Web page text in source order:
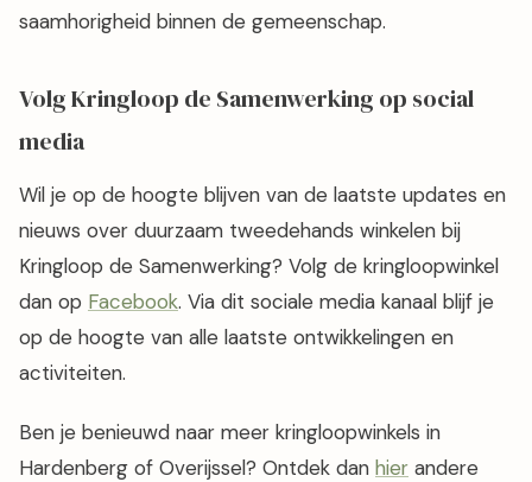
saamhorigheid binnen de gemeenschap.
Volg Kringloop de Samenwerking op social
media
Wil je op de hoogte blijven van de laatste updates en
nieuws over duurzaam tweedehands winkelen bij
Kringloop de Samenwerking? Volg de kringloopwinkel
dan op Facebook. Via dit sociale media kanaal blijf je
op de hoogte van alle laatste ontwikkelingen en
activiteiten.
Ben je benieuwd naar meer kringloopwinkels in
Hardenberg of Overijssel? Ontdek dan hier andere